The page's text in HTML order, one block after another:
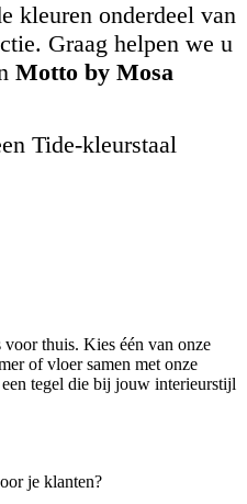
kleuren onderdeel van
Graag helpen we u
Motto by Mosa
Tide-kleurstaal
thuis. Kies één van onze
of vloer samen met onze
tegel die bij jouw interieurstijl
je klanten?